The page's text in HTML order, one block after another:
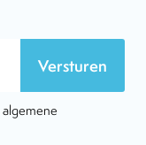
Versturen
algemene